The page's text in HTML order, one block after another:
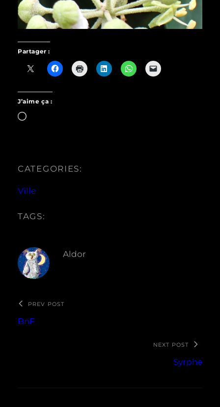
Partager :
J’aime ça :
Chargement…
CATEGORIES:
Ville
TAGS:
Aldor
PREV POST
BnF
NEXT POST
Syrphe